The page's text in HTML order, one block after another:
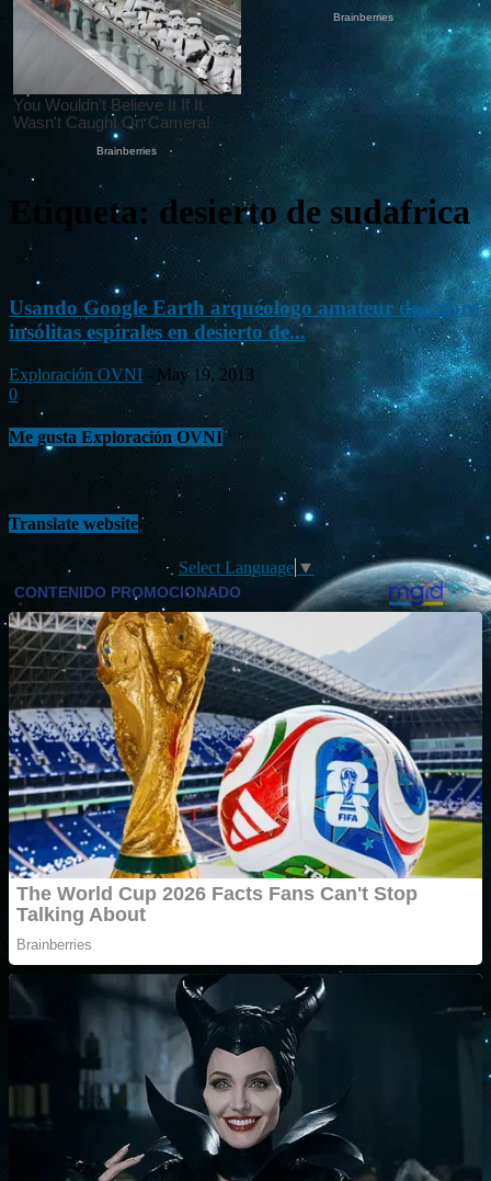
Etiqueta: desierto de sudafrica
Usando Google Earth arquéologo amateur descubre
insólitas espirales en desierto de...
Exploración OVNI - May 19, 2013
0
Me gusta Exploración OVNI
Translate website
Select Language ▼